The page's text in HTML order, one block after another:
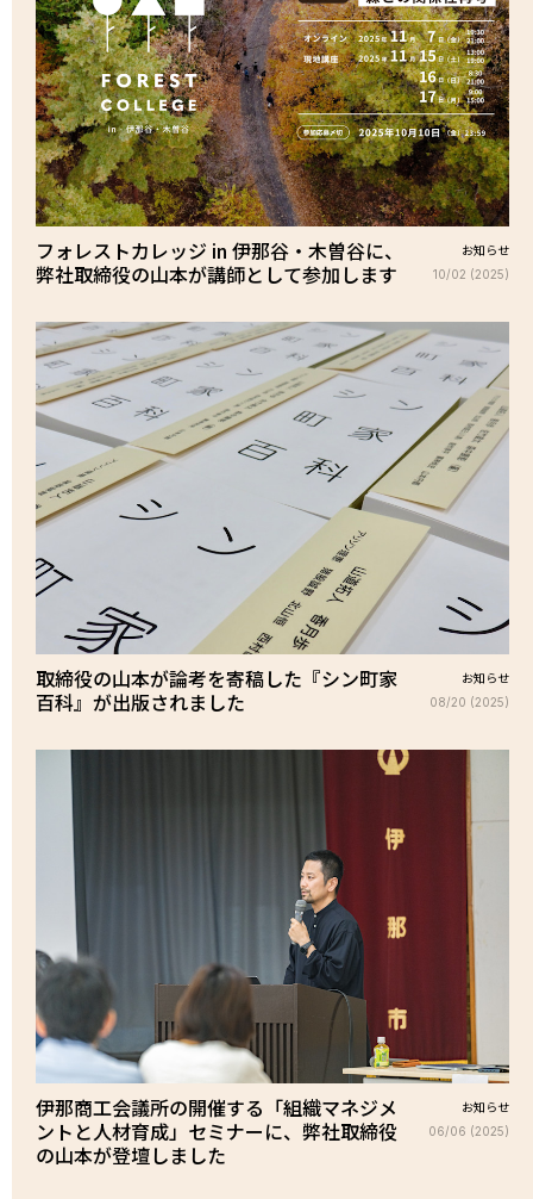
フォレストカレッジ in 伊那谷・木曽谷に、
弊社取締役の山本が講師として参加します
お知らせ
10/02 (2025)
取締役の山本が論考を寄稿した『シン町家
百科』が出版されました
お知らせ
08/20 (2025)
伊那商工会議所の開催する「組織マネジメ
ントと人材育成」セミナーに、弊社取締役
の山本が登壇しました
お知らせ
06/06 (2025)